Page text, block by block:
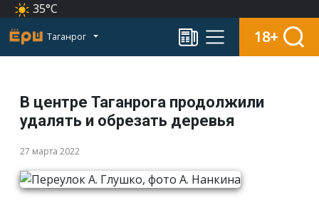
35°C
Таганрог 18+
В центре Таганрога продолжили
удалять и обрезать деревья
27 марта 2022